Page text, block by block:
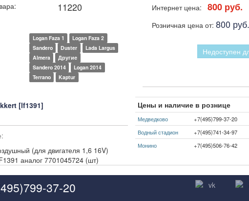
11220
Logan Faza 1
Logan Faza 2
Sandero
Duster
Lada Largus
Almera
Другие
Sandero 2014
Logan 2014
Terrano
Kaptur
Интернет цена: 800 руб.
Розничная цена от: 800 руб.
Недоступен
[lf1391]
(для двигателя 1,6 16V)
аналог 7701045724 (шт)
Цены и наличие в рознице
Медведково +7(495)799-37-20
Водный стадион
+7(495)741-34-97
Монино
+7(495)506-76-42
37-20